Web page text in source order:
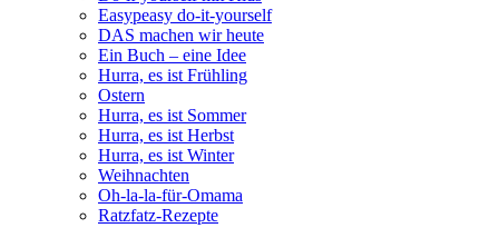
Easypeasy do-it-yourself
DAS machen wir heute
Ein Buch – eine Idee
Hurra, es ist Frühling
Ostern
Hurra, es ist Sommer
Hurra, es ist Herbst
Hurra, es ist Winter
Weihnachten
Oh-la-la-für-Omama
Ratzfatz-Rezepte